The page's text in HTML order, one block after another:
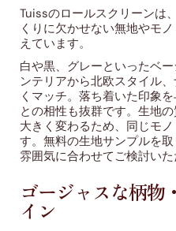
Tuissのロールスクリーンは
くりに欠かせない無地やモ
えています。
白や黒、グレーといったベ
ンテリアから北欧スタイル
くマッチ。落ち着いた印象
との相性も抜群です。生地
大きく変わるため、同じモ
す。無料の生地サンプルを
雰囲気に合わせてご検討いた
ゴージャスな柄物
イン